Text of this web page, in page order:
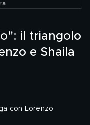
il triangolo
e Shaila
con Lorenzo